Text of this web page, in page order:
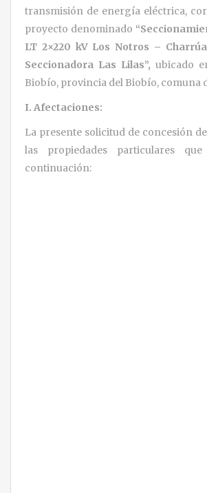
transmisión de energía eléctrica,
proyecto denominado
LT 2×220 kV Los Notros –
Seccionadora Las Lilas”, ubicado
Biobío, provincia del Biobío, comuna
I. Afectaciones:
La presente solicitud de concesión
las propiedades particulares
continuación: